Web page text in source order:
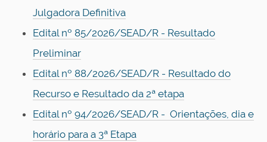
Julgadora Definitiva
Edital nº 85/2026/SEAD/R - Resultado
Preliminar
Edital nº 88/2026/SEAD/R - Resultado do
Recurso e Resultado da 2ª etapa
Edital nº 94/2026/SEAD/R - Orientações, dia e
horário para a 3ª Etapa